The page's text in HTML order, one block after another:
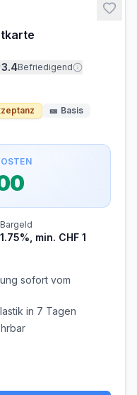
3.4Befriedigend
🎫 Basis
Bargeld
1.75%, min. CHF 1
sofort vom
in 7 Tagen